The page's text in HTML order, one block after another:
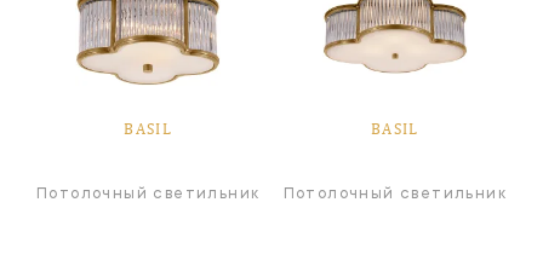
BASIL
Потолочный светильник
BASIL
Потолочный светильник